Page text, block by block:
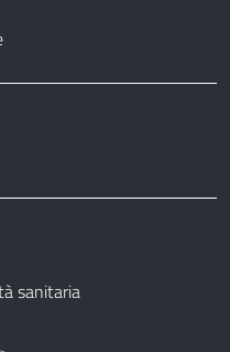
sanitaria